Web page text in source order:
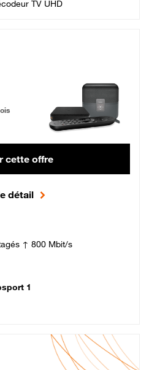
TV UHD
puis 42,99 € par mois, Engagement 12 mois
cette offre
détail
↑ 800 Mbit/s
1